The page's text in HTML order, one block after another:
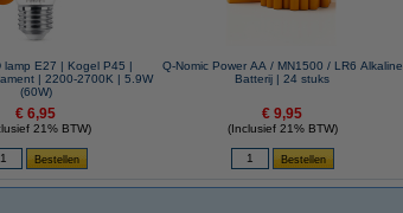
lamp E27 | Kogel P45 |
| 2200-2700K | 5.9W
(60W)
€ 6,95
21% BTW)
Q-Nomic Power AA / MN1500 / LR6 Alkaline
Batterij | 24 stuks
€ 9,95
(Inclusief 21% BTW)